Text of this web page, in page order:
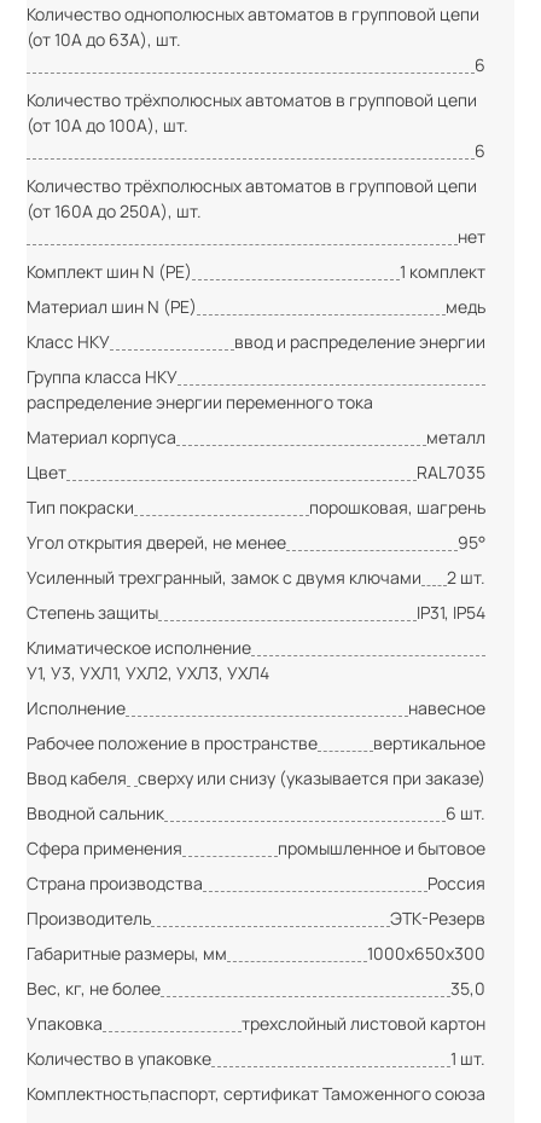
Количество однополюсных автоматов в групповой цепи
(от 10А до 63А), шт.
6
Количество трёхполюсных автоматов в групповой цепи
(от 10А до 100А), шт.
6
Количество трёхполюсных автоматов в групповой цепи
(от 160А до 250А), шт.
нет
Комплект шин N (PE)
1 комплект
Материал шин N (PE)
медь
Класс НКУ
ввод и распределение энергии
Группа класса НКУ
распределение энергии переменного тока
Материал корпуса
металл
Цвет
RAL7035
Тип покраски
порошковая, шагрень
Угол открытия дверей, не менее
95°
Усиленный трехгранный, замок с двумя ключами
2 шт.
Степень защиты
IP31, IP54
Климатическое исполнение
У1, У3, УХЛ1, УХЛ2, УХЛ3, УХЛ4
Исполнение
навесное
Рабочее положение в пространстве
вертикальное
Ввод кабеля сверху или снизу (указывается при заказе)
Вводной сальник
6 шт.
Сфера применения
промышленное и бытовое
Страна производства
Россия
Производитель
ЭТК-Резерв
Габаритные размеры, мм
1000х650х300
Вес, кг, не более
35,0
Упаковка
трехслойный листовой картон
Количество в упаковке
1 шт.
Комплектностьпаспорт, сертификат Таможенного союза